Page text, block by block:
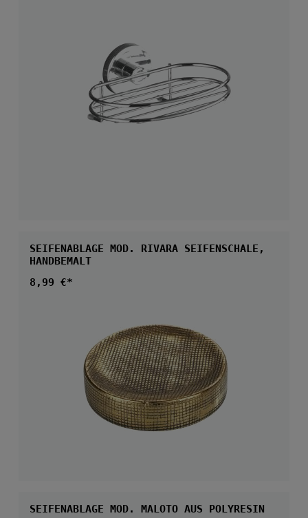
SEIFENABLAGE MOD. RIVARA SEIFENSCHALE,
HANDBEMALT
Regulärer Preis:
8,99 €*
SEIFENABLAGE MOD. MALOTO AUS POLYRESIN